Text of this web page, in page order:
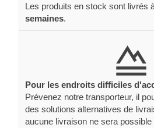
Les produits en stock sont livrés
semaines.
Pour les endroits difficiles
Prévenez notre transporteur, il
des solutions alternatives de
aucune livraison ne sera